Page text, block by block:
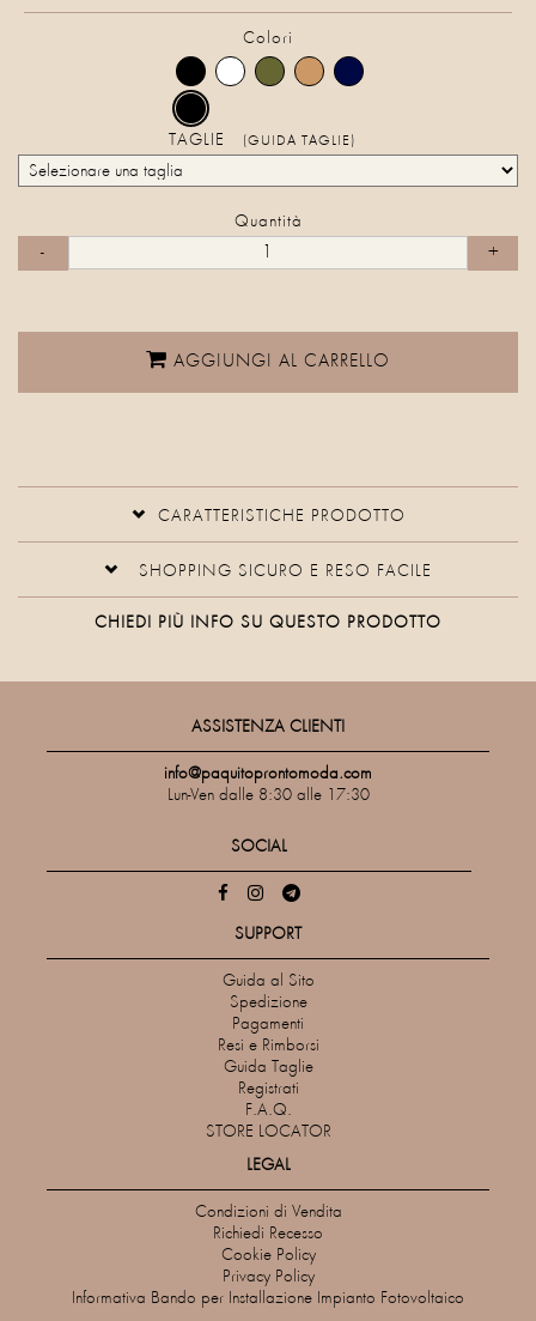
Colori
TAGLIE (GUIDA TAGLIE)
Quantità
AGGIUNGI AL CARRELLO
CARATTERISTICHE PRODOTTO
SHOPPING SICURO E RESO FACILE
CHIEDI PIÙ INFO SU QUESTO PRODOTTO
ASSISTENZA CLIENTI
info@paquitoprontomoda.com
Lun-Ven dalle 8:30 alle 17:30
SOCIAL
SUPPORT
Guida al Sito
Spedizione
Pagamenti
Resi e Rimborsi
Guida Taglie
Registrati
F.A.Q.
STORE LOCATOR
LEGAL
Condizioni di Vendita
Richiedi Recesso
Cookie Policy
Privacy Policy
Informativa Bando per Installazione Impianto Fotovoltaico